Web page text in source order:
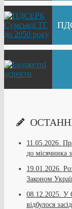
11.05.2026.
до місячника
19.01.2026.
Законом
08.12.2025. У
відбулося